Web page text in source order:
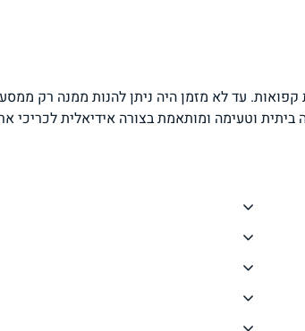
גלידות טבעוניות פסטה, אטריות וקטניות
גיפט קארד
קפואות. עד לא מזמן היה ניתן להנות ממנה רק
ביתית וטעימה ומותאמת בצורה אידיאלית לכריכי